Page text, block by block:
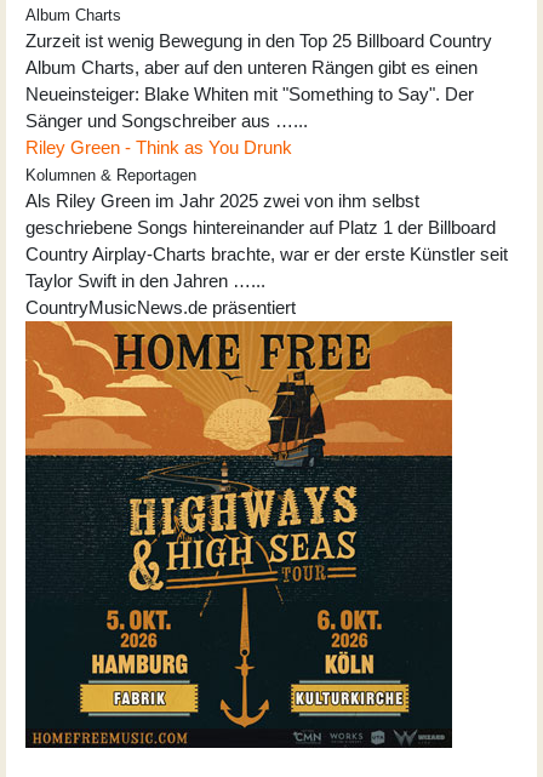
Album Charts
Zurzeit ist wenig Bewegung in den Top 25 Billboard Country
Album Charts, aber auf den unteren Rängen gibt es einen
Neueinsteiger: Blake Whiten mit "Something to Say". Der
Sänger und Songschreiber aus …...
Riley Green - Think as You Drunk
Kolumnen & Reportagen
Als Riley Green im Jahr 2025 zwei von ihm selbst
geschriebene Songs hintereinander auf Platz 1 der Billboard
Country Airplay-Charts brachte, war er der erste Künstler seit
Taylor Swift in den Jahren …...
CountryMusicNews.de präsentiert